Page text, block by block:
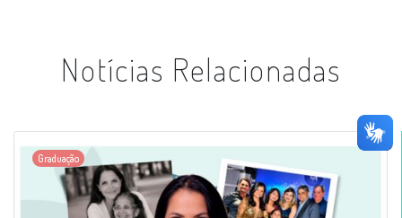
Notícias Relacionadas
Graduação